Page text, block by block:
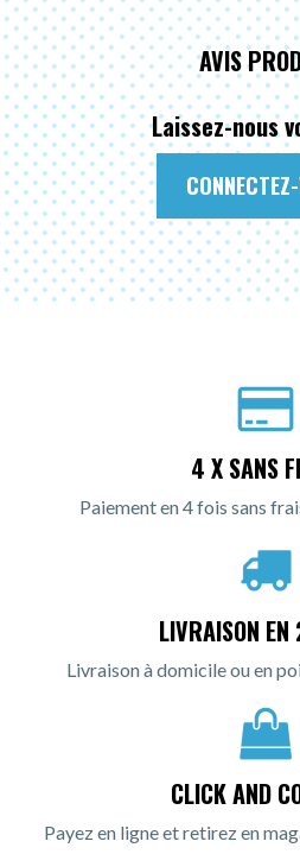
AVIS
Laissez-nous
4 X SANS
Paiement en 4 fois sans
LIVRAISON
Livraison à domicile ou en
CLICK AND
Payez en ligne et retirez en